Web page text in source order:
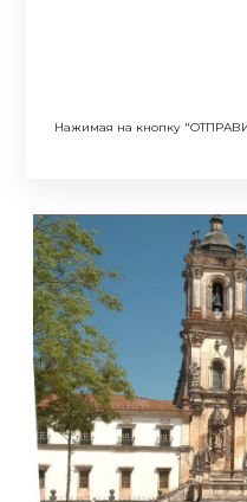
Нажимая на кнопку